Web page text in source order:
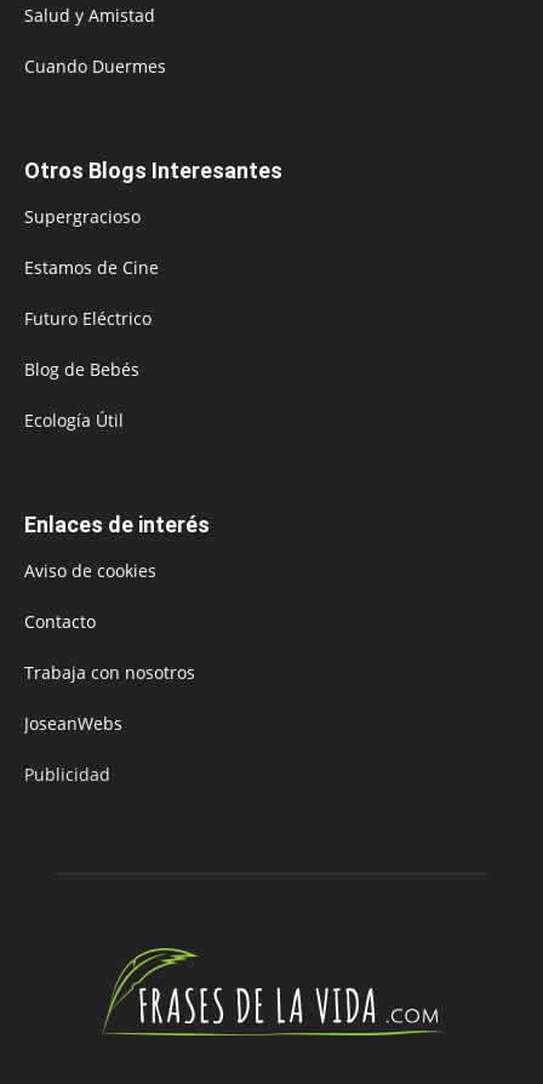
Salud y Amistad
Cuando Duermes
Otros Blogs Interesantes
Supergracioso
Estamos de Cine
Futuro Eléctrico
Blog de Bebés
Ecología Útil
Enlaces de interés
Aviso de cookies
Contacto
Trabaja con nosotros
JoseanWebs
Publicidad